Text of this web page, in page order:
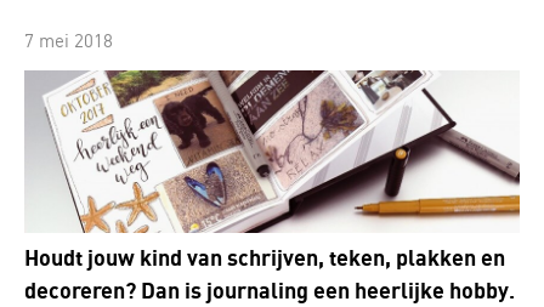
7 mei 2018
Houdt jouw kind van schrijven, teken, plakken en
decoreren? Dan is journaling een heerlijke hobby.